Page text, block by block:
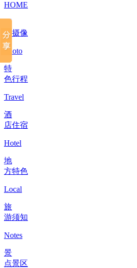
HOME
摄
影摄像
Photo
特
色行程
Travel
酒
店住宿
Hotel
地
方特色
Local
旅
游须知
Notes
景
点景区